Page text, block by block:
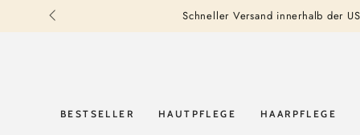
ZUM INHALT
SPRINGEN Schneller Versand innerhalb der
BESTSELLER HAUTPFLEGE HAARPFLEGE